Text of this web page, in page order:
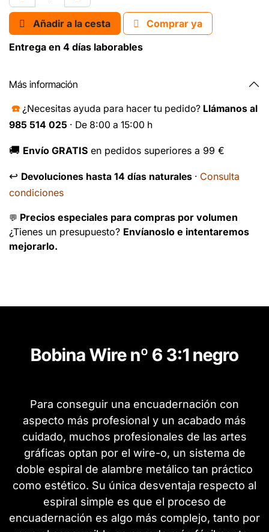
Añadir a la cesta
Comprar ya
Entrega en 4 días laborables
Más información
☎️ ¿Necesitas ayuda para hacer tu pedido? Llámanos al
985 514 025 · De 8:00 a 15:00 h
🚚 Envío GRATIS en pedidos superiores a 99 €
↩️ Devoluciones hasta 14 días naturales · Consulta
condiciones
💬 Precios especiales para compras por volumen
¿Tienes un presupuesto? Envíanoslo e intentaremos
mejorarlo.
Bobina Wire nº 6 3:1 negro
Para conseguir una encuadernación con
aspecto más profesional y un acabado más
cuidado, muchos profesionales de las artes
gráficas optan por el wire-o, un sistema de
doble espiral de alambre metálico tan práctico
como estético. Su única desventaja respecto al
espiral simple es que el proceso de
encuadernación es algo más complejo, tanto por